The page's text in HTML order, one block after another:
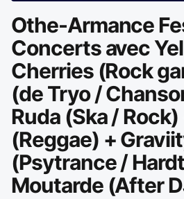
Othe-Armance
Concerts avec
Cherries (Rock
(de Tryo /
Ruda (Ska /
(Reggae) +
(Psytrance /
Moutarde (After